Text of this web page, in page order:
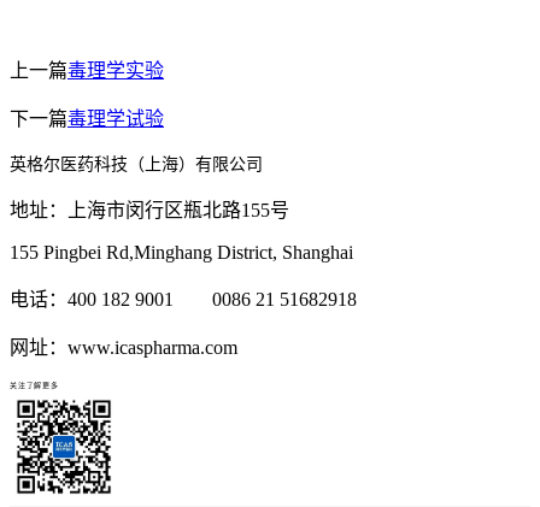
上一篇毒理学实验
下一篇毒理学试验
英格尔医药科技（上海）有限公司
地址：上海市闵行区瓶北路155号
155 Pingbei Rd,Minghang District, Shanghai
电话：400 182 9001 0086 21 51682918
网址：www.icaspharma.com
关注了解更多